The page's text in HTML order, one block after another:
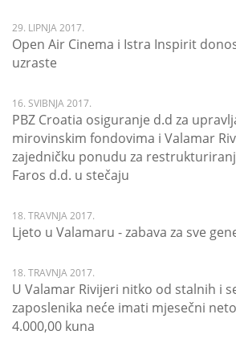
29. LIPNJA 2017.
Open Air Cinema i Istra Inspirit
uzraste
16. SVIBNJA 2017.
PBZ Croatia osiguranje d.d za
mirovinskim fondovima i Valamar
zajedničku ponudu za
Faros d.d. u stečaju
18. TRAVNJA 2017.
Ljeto u Valamaru - zabava za sve
18. TRAVNJA 2017.
U Valamar Rivijeri nitko od stalnih i
zaposlenika neće imati mjesečni
4.000,00 kuna